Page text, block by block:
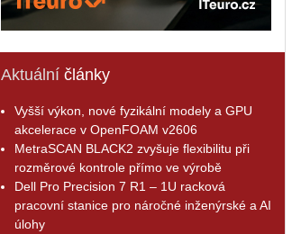
Aktuální články
Vyšší výkon, nové fyzikální modely a GPU
akcelerace v OpenFOAM v2606
MetraSCAN BLACK2 zvyšuje flexibilitu při
rozměrové kontrole přímo ve výrobě
Dell Pro Precision 7 R1 – 1U racková
pracovní stanice pro náročné inženýrské a AI
úlohy